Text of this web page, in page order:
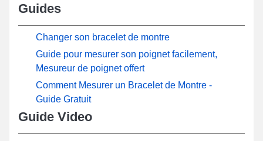
Guides
Changer son bracelet de montre
Guide pour mesurer son poignet facilement,
Mesureur de poignet offert
Comment Mesurer un Bracelet de Montre -
Guide Gratuit
Guide Video